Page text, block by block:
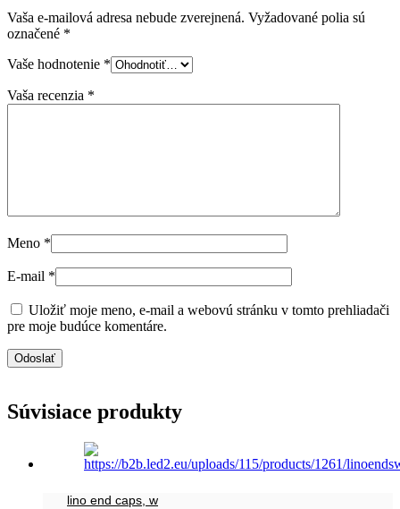
Vaša e-mailová adresa nebude zverejnená. Vyžadované polia sú
označené *
Vaše hodnotenie *
Vaša recenzia *
Meno *
E-mail *
Uložiť moje meno, e-mail a webovú stránku v tomto prehliadači
pre moje budúce komentáre.
Súvisiace produkty
lino end caps, w